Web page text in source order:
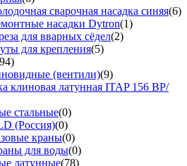
сварочная насадка синяя(6)
насадки Dytron(1)
для вварных сёдел(2)
для крепления(5)
(вентили)(9)
клиновая латунная ITAP 156 ВР/
стальные(0)
(Россия)(0)
краны(0)
для воды(0)
латунные(78)